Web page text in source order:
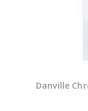
Danville